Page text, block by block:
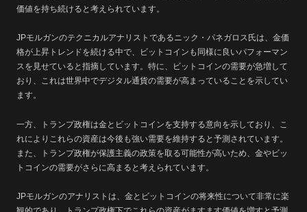
価値を持ち続けると考えられています。
JPモルガンのテクニカルアナリストであるニック・パネガロス氏は、金価
格が上昇トレンドを続ける中で、ビットコインも同様に良いパフォーマン
スを見せていると指摘しています。特に、ビットコインの需要が急増して
おり、これは世界中でデジタル通貨の需要が高まっていることを示してい
ます。
一方、トランプ政権は金とビットコインを支持する意向を示しており、こ
れによりこれらの資産は今後も強い需要を維持すると予測されています。
また、トランプ政権が保護主義の政策を取る可能性が高いため、金やビッ
トコインの需要がさらに高まると考えられています。
JPモルガンのアナリストは、金とビットコインの将来性について非常に楽